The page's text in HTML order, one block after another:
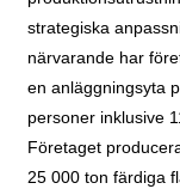
strategiska
närvarande har
en anläggningsyta
personer inklusive
Företaget
25 000 ton färdiga